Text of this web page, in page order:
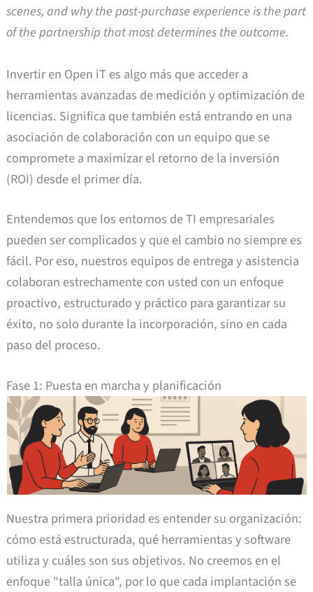
scenes, and why the post-purchase experience is the part
of the partnership that most determines the outcome.
Invertir en Open iT es algo más que acceder a
herramientas avanzadas de medición y optimización de
licencias. Significa que también está entrando en una
asociación de colaboración con un equipo que se
compromete a maximizar el retorno de la inversión
(ROI) desde el primer día.
Entendemos que los entornos de TI empresariales
pueden ser complicados y que el cambio no siempre es
fácil. Por eso, nuestros equipos de entrega y asistencia
colaboran estrechamente con usted con un enfoque
proactivo, estructurado y práctico para garantizar su
éxito, no solo durante la incorporación, sino en cada
paso del proceso.
Fase 1: Puesta en marcha y planificación
Nuestra primera prioridad es entender su organización:
cómo está estructurada, qué herramientas y software
utiliza y cuáles son sus objetivos. No creemos en el
enfoque "talla única", por lo que cada implantación se